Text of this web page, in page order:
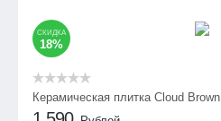
СКИДКА
18%
Керамическая плитка Cloud Brown